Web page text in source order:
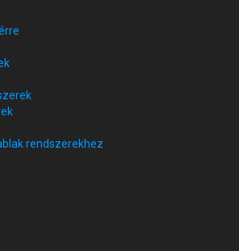
rendszerekhez